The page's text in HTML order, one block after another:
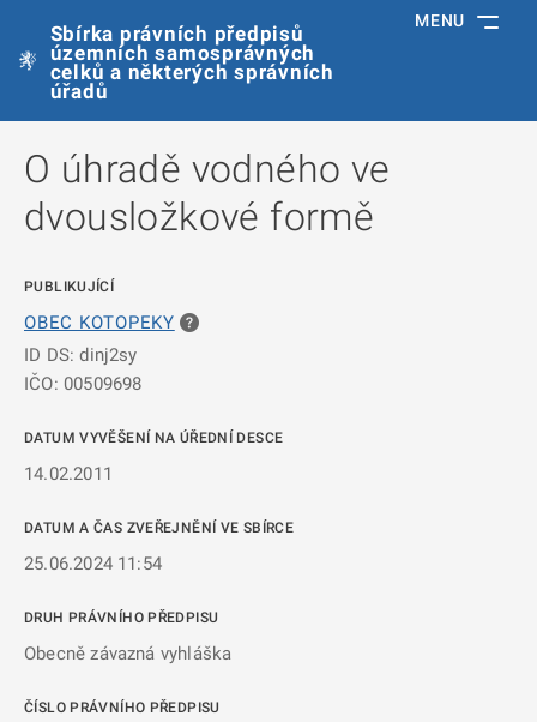
Sbírka právních předpisů
územních samosprávných
celků a některých správních
úřadů
MENU
O úhradě vodného ve
dvousložkové formě
PUBLIKUJÍCÍ
OBEC KOTOPEKY
ID DS: dinj2sy
IČO: 00509698
DATUM VYVĚŠENÍ NA ÚŘEDNÍ DESCE
14.02.2011
DATUM A ČAS ZVEŘEJNĚNÍ VE SBÍRCE
25.06.2024 11:54
DRUH PRÁVNÍHO PŘEDPISU
Obecně závazná vyhláška
ČÍSLO PRÁVNÍHO PŘEDPISU